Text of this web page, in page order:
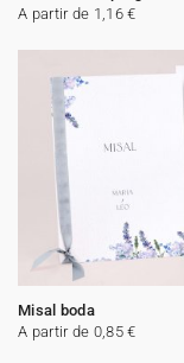
A partir de 1,16 €
Misal boda
A partir de 0,85 €